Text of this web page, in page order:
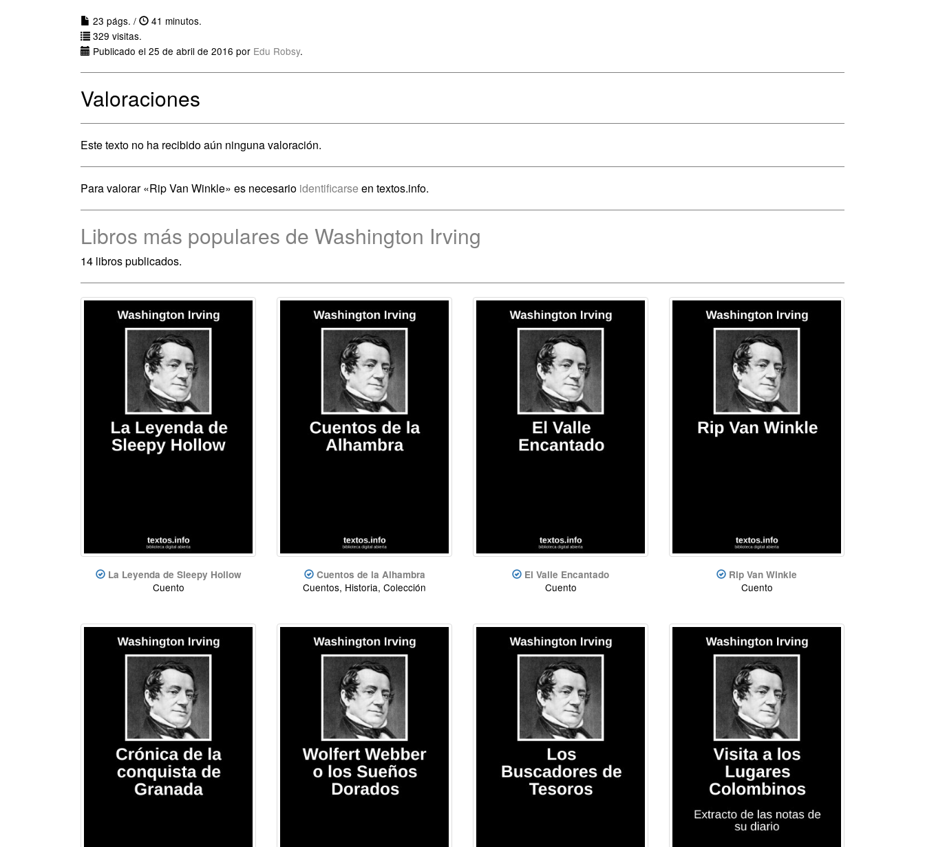
23 págs. /
41 minutos.
329 visitas.
Publicado el 25 de abril de 2016 por Edu Robsy.
Valoraciones
Este texto no ha recibido aún ninguna valoración.
Para valorar «Rip Van Winkle» es necesario identificarse en textos.info.
Libros más populares de Washington Irving
14 libros publicados.
La Leyenda de Sleepy Hollow
Cuento
Cuentos de la Alhambra
Cuentos, Historia, Colección
El Valle Encantado
Cuento
Rip Van Winkle
Cuento